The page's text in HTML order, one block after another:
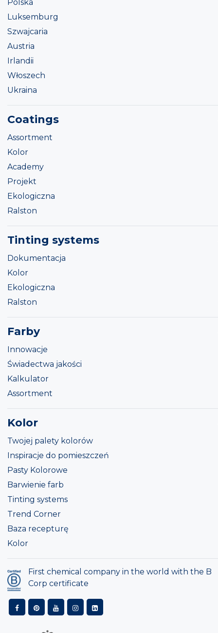
Polska
Luksemburg
Szwajcaria
Austria
Irlandii
Włoszech
Ukraina
Coatings
Assortment
Kolor
Academy
Projekt
Ekologiczna
Ralston
Tinting systems
Dokumentacja
Kolor
Ekologiczna
Ralston
Farby
Innowacje
Świadectwa jakości
Kalkulator
Assortment
Kolor
Twojej palety kolorów
Inspiracje do pomieszczeń
Pasty Kolorowe
Barwienie farb
Tinting systems
Trend Corner
Baza recepturę
Kolor
First chemical company in the world with the B
Corp certificate